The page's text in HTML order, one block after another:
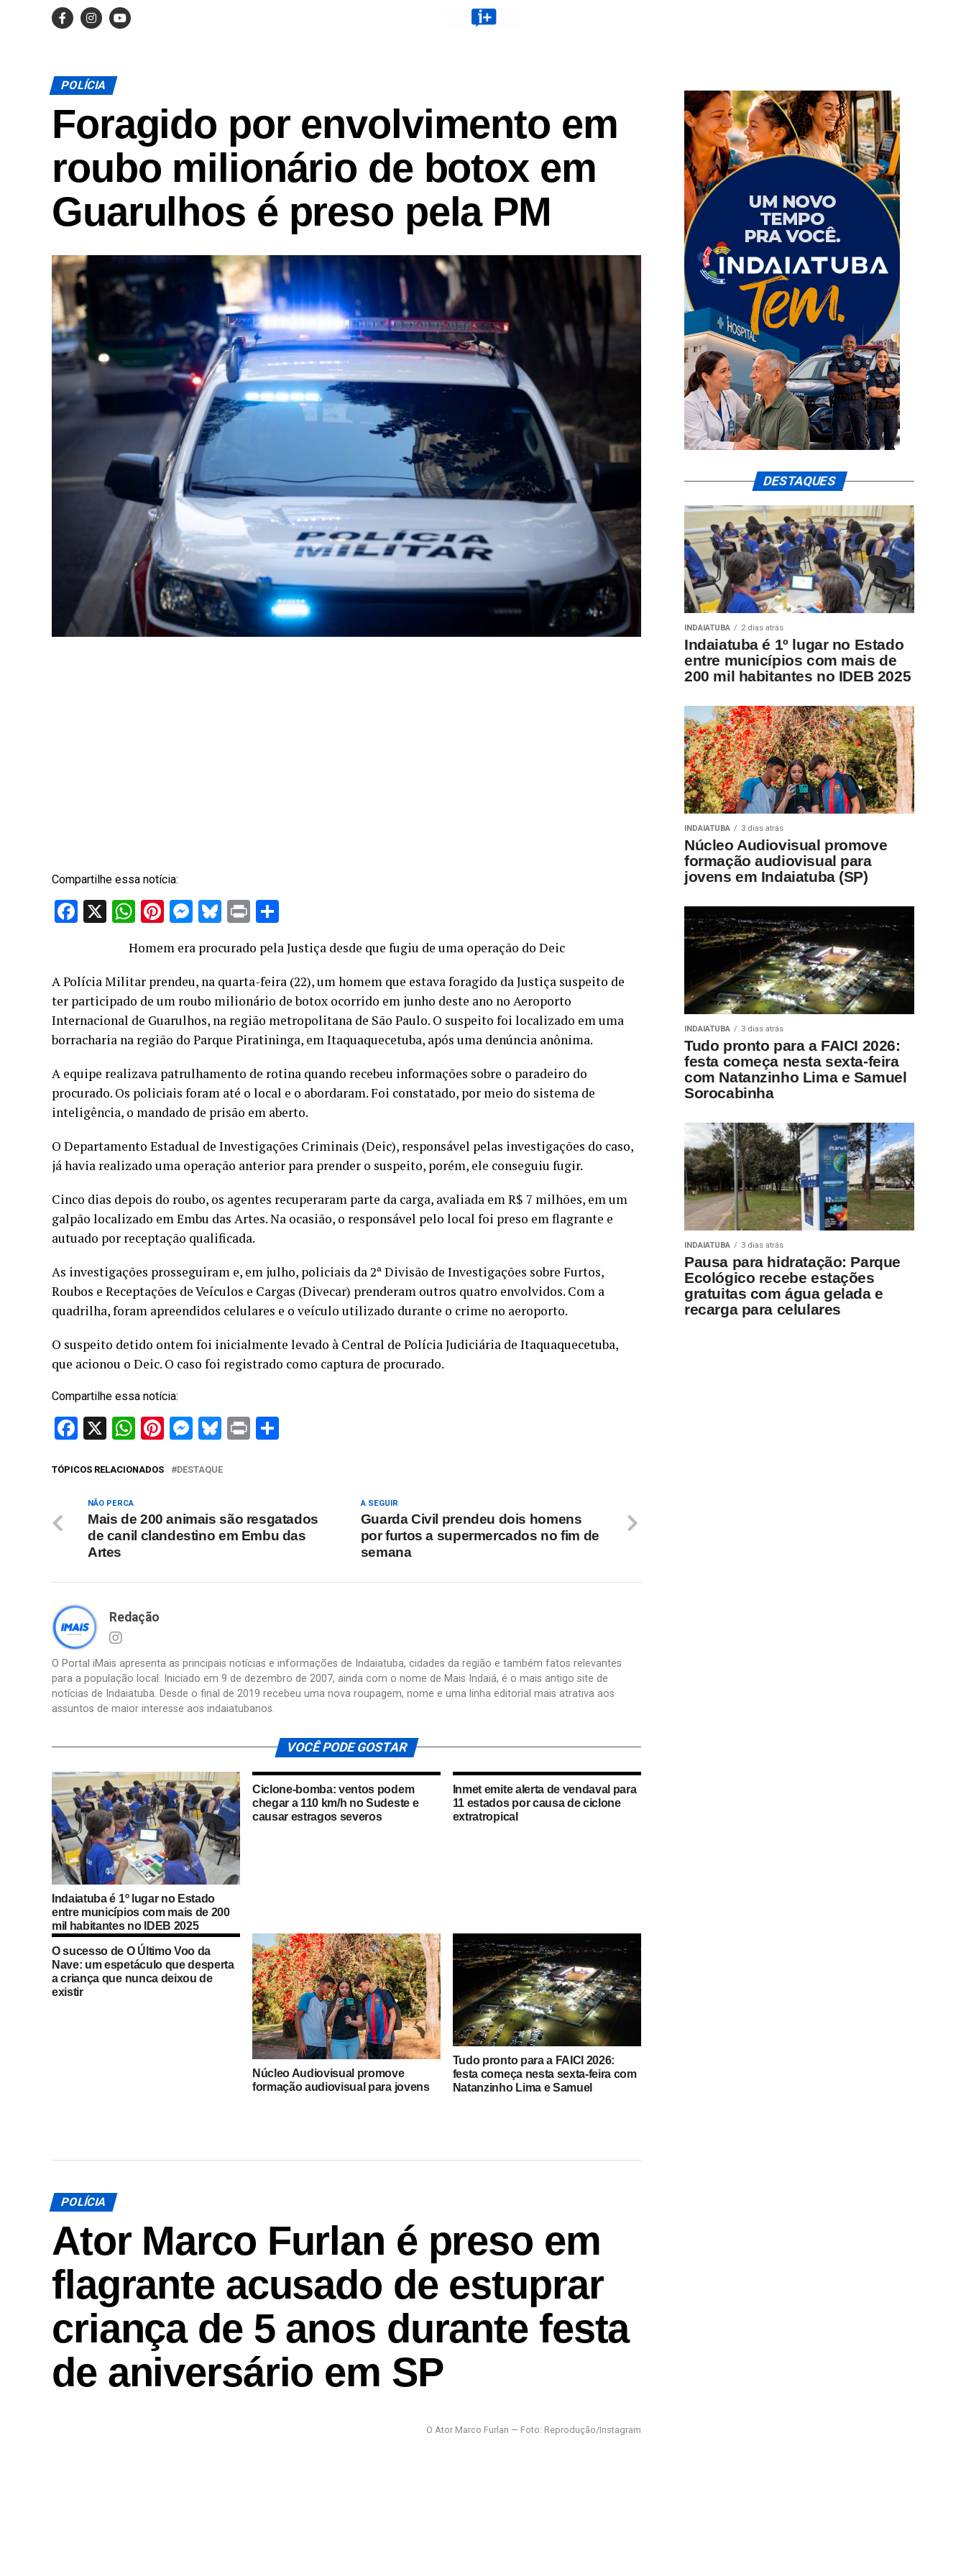
POLÍCIA
Foragido por envolvimento em
roubo milionário de botox em
Guarulhos é preso pela PM
Compartilhe essa notícia:
Facebook
X WhatsApp
Pinterest
Messenger
Bluesky
Print
Homem era procurado pela Justiça desde que fugiu de uma operação do Deic
A Polícia Militar prendeu, na quarta-feira (22), um homem que estava foragido da Justiça suspeito de
ter participado de um roubo milionário de botox ocorrido em junho deste ano no Aeroporto
Internacional de Guarulhos, na região metropolitana de São Paulo. O suspeito foi localizado em uma
borracharia na região do Parque Piratininga, em Itaquaquecetuba, após uma denúncia anônima.
A equipe realizava patrulhamento de rotina quando recebeu informações sobre o paradeiro do
procurado. Os policiais foram até o local e o abordaram. Foi constatado, por meio do sistema de
inteligência, o mandado de prisão em aberto.
O Departamento Estadual de Investigações Criminais (Deic), responsável pelas investigações do caso,
já havia realizado uma operação anterior para prender o suspeito, porém, ele conseguiu fugir.
Cinco dias depois do roubo, os agentes recuperaram parte da carga, avaliada em R$ 7 milhões, em um
galpão localizado em Embu das Artes. Na ocasião, o responsável pelo local foi preso em flagrante e
autuado por receptação qualificada.
As investigações prosseguiram e, em julho, policiais da 2ª Divisão de Investigações sobre Furtos,
Roubos e Receptações de Veículos e Cargas (Divecar) prenderam outros quatro envolvidos. Com a
quadrilha, foram apreendidos celulares e o veículo utilizado durante o crime no aeroporto.
O suspeito detido ontem foi inicialmente levado à Central de Polícia Judiciária de Itaquaquecetuba,
que acionou o Deic. O caso foi registrado como captura de procurado.
Compartilhe essa notícia:
Facebook
X WhatsApp
Pinterest
Messenger
Bluesky
Print
TÓPICOS RELACIONADOS DESTAQUE
A SEGUIR
Guarda Civil prendeu dois homens
por furtos a supermercados no fim de
semana
NÃO PERCA
Mais de 200 animais são resgatados
de canil clandestino em Embu das
Artes
Redação
O Portal iMais apresenta as principais notícias e informações de Indaiatuba, cidades da região e também fatos relevantes
para a população local. Iniciado em 9 de dezembro de 2007, ainda com o nome de Mais Indaiá, é o mais antigo site de
notícias de Indaiatuba. Desde o final de 2019 recebeu uma nova roupagem, nome e uma linha editorial mais atrativa aos
assuntos de maior interesse aos indaiatubanos.
VOCÊ PODE GOSTAR
Indaiatuba é 1º lugar no Estado
entre municípios com mais de 200
mil habitantes no IDEB 2025
Ciclone-bomba: ventos podem
chegar a 110 km/h no Sudeste e
causar estragos severos
Inmet emite alerta de vendaval para
11 estados por causa de ciclone
extratropical
O sucesso de O Último Voo da
Nave: um espetáculo que desperta
a criança que nunca deixou de
existir
Núcleo Audiovisual promove
formação audiovisual para jovens
Tudo pronto para a FAICI 2026:
festa começa nesta sexta-feira com
Natanzinho Lima e Samuel
POLÍCIA
Ator Marco Furlan é preso em
flagrante acusado de estuprar
criança de 5 anos durante festa
de aniversário em SP
O Ator Marco Furlan — Foto: Reprodução/Instagram
DESTAQUES
INDAIATUBA 2 dias atrás
Indaiatuba é 1º lugar no Estado
entre municípios com mais de
200 mil habitantes no IDEB 2025
INDAIATUBA 3 dias atrás
Núcleo Audiovisual promove
formação audiovisual para
jovens em Indaiatuba (SP)
INDAIATUBA 3 dias atrás
Tudo pronto para a FAICI 2026:
festa começa nesta sexta-feira
com Natanzinho Lima e Samuel
Sorocabinha
INDAIATUBA 3 dias atrás
Pausa para hidratação: Parque
Ecológico recebe estações
gratuitas com água gelada e
recarga para celulares